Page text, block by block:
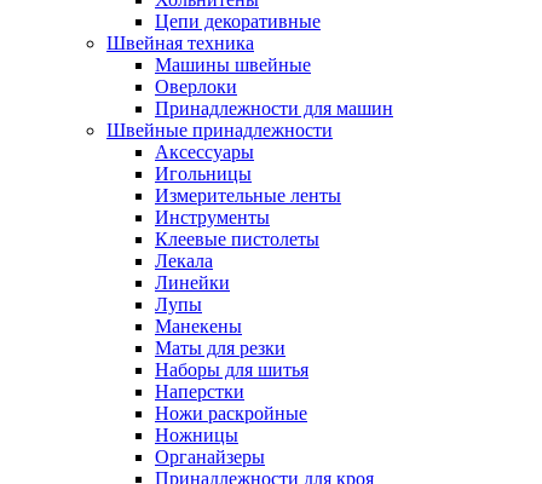
Цепи декоративные
Швейная техника
Машины швейные
Оверлоки
Принадлежности для машин
Швейные принадлежности
Аксессуары
Игольницы
Измерительные ленты
Инструменты
Клеевые пистолеты
Лекала
Линейки
Лупы
Манекены
Маты для резки
Наборы для шитья
Наперстки
Ножи раскройные
Ножницы
Органайзеры
Принадлежности для кроя